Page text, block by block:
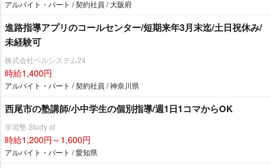
アルバイト・パート / 契約社員 / 大阪府
進路指導アプリのコールセンター/短期来年3月末迄/土日祝休み/
未経験可
株式会社ベルシステム24
時給1,400円
アルバイト・パート / 契約社員 / 神奈川県
西尾市の塾講師/小中学生の個別指導/週1日1コマからOK
学習塾 Study at
時給1,200円～1,600円
アルバイト・パート / 愛知県